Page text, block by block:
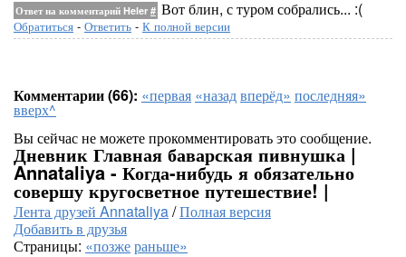
Ответ на комментарий Heler # Вот блин, с туром собрались... :(
Обратиться - Ответить - К полной версии
Комментарии (66): «первая «назадвперёд» последняя»
вверх^
Вы сейчас не можете прокомментировать это сообщение.
Дневник Главная баварская пивнушка |
Annataliya - Когда-нибудь я обязательно
совершу кругосветное путешествие! |
Лента друзей Annataliya/Полная версия
Добавить в друзья
Страницы: «позжераньше»